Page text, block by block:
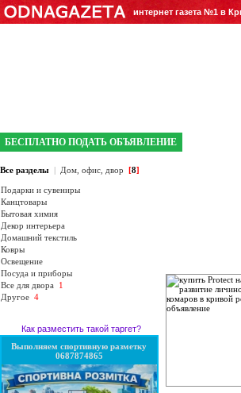
интернет газета №1 в
БЕСПЛАТНО ПОДАТЬ ОБЪЯВЛЕНИЕ
Все разделы | Дом, офис, двор [8]
Подарки и сувениры
Канцтовары
Бытовая химия
Декор интерьера
Домашний текстиль
Ковры
Освещение
Посуда и приборы
Все для двора
1
Другое 4
Как разместить такой таргет?
Выполняем спортивную разметку
0687874865